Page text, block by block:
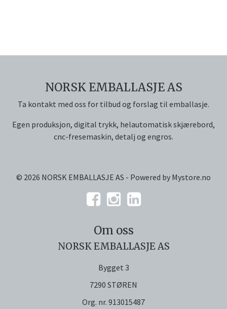
NORSK EMBALLASJE AS
Ta kontakt med oss for tilbud og forslag til emballasje.
Egen produksjon, digital trykk, helautomatisk skjærebord,
cnc-fresemaskin, detalj og engros.
© 2026 NORSK EMBALLASJE AS - Powered by Mystore.no
Om oss
NORSK EMBALLASJE AS
Bygget 3
7290 STØREN
Org. nr. 913015487